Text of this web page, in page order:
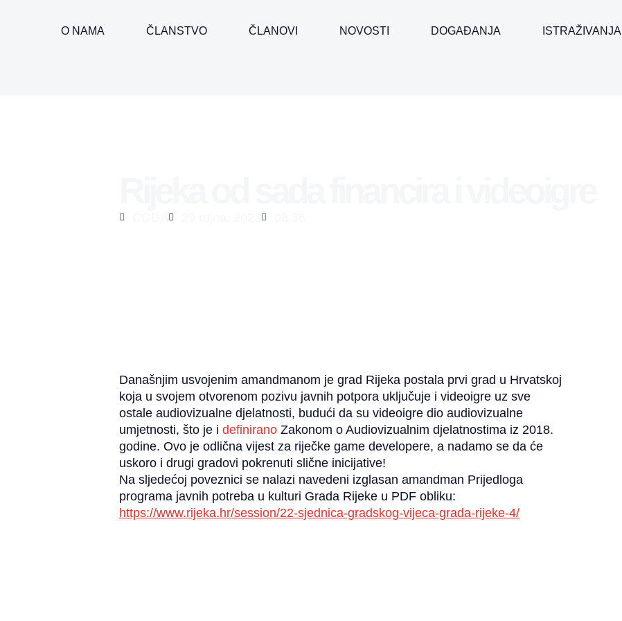
O NAMA ČLANSTVO ČLANOVI NOVOSTI DOGAĐANJA ISTRAŽIVANJA
Današnjim usvojenim amandmanom je grad Rijeka postala prvi grad u Hrvatskoj
koja u svojem otvorenom pozivu javnih potpora uključuje i videoigre uz sve
ostale audiovizualne djelatnosti, budući da su videoigre dio audiovizualne
umjetnosti, što je i definirano Zakonom o Audiovizualnim djelatnostima iz 2018.
godine. Ovo je odlična vijest za riječke game developere, a nadamo se da će
uskoro i drugi gradovi pokrenuti slične inicijative!
Na sljedećoj poveznici se nalazi navedeni izglasan amandman Prijedloga
programa javnih potreba u kulturi Grada Rijeke u PDF obliku:
https://www.rijeka.hr/session/22-sjednica-gradskog-vijeca-grada-rijeke-4/